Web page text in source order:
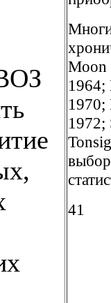
Moon
1964;
1970;
1972;
41